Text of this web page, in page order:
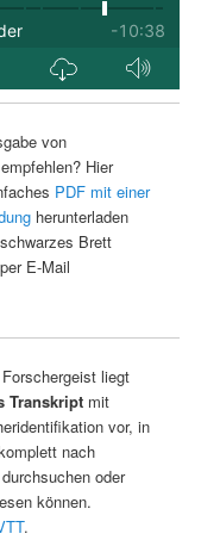
von
Hier
PDF mit einer
herunterladen
Brett
E-Mail
liegt
Transkriptmit
vor, in
nach
oder
können.
.